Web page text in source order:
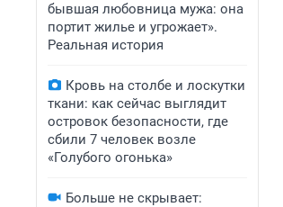
бывшая любовница мужа: она
портит жилье и угрожает».
Реальная история
Кровь на столбе и лоскутки
ткани: как сейчас выглядит
островок безопасности, где
сбили 7 человек возле
«Голубого огонька»
Больше не скрывает: